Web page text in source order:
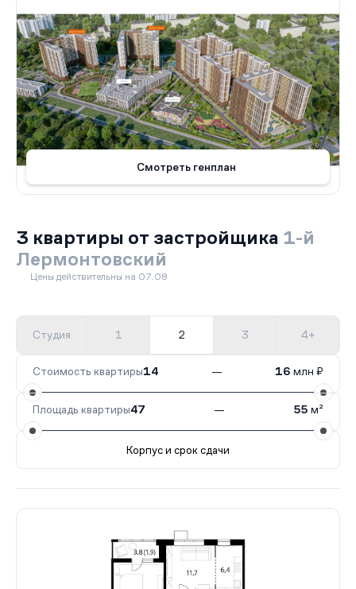
Смотреть генплан
3 квартиры от застройщика 1-й
Лермонтовский
Цены действительны на 07.08
Студия 1 2 3 4+
Стоимость квартиры14 — 16 млн ₽
Площадь квартиры47 — 55 м²
Корпус и срок сдачи
4.11 кв.Сдан